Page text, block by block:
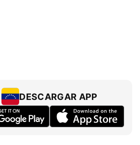
DESCARGAR APP